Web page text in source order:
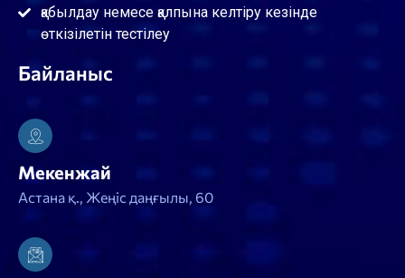
қабылдау немесе қалпына келтіру кезінде
өткізілетін тестілеу
Байланыс
Мекенжай
Астана қ., Жеңіс даңғылы, 60